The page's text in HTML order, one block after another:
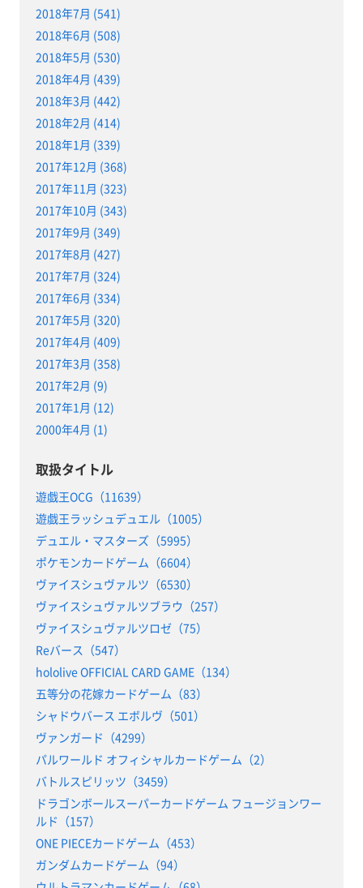
2018年7月 (541)
2018年6月 (508)
2018年5月 (530)
2018年4月 (439)
2018年3月 (442)
2018年2月 (414)
2018年1月 (339)
2017年12月 (368)
2017年11月 (323)
2017年10月 (343)
2017年9月 (349)
2017年8月 (427)
2017年7月 (324)
2017年6月 (334)
2017年5月 (320)
2017年4月 (409)
2017年3月 (358)
2017年2月 (9)
2017年1月 (12)
2000年4月 (1)
取扱タイトル
遊戯王OCG（11639）
遊戯王ラッシュデュエル（1005）
デュエル・マスターズ（5995）
ポケモンカードゲーム（6604）
ヴァイスシュヴァルツ（6530）
ヴァイスシュヴァルツブラウ（257）
ヴァイスシュヴァルツロゼ（75）
Reバース（547）
hololive OFFICIAL CARD GAME（134）
五等分の花嫁カードゲーム（83）
シャドウバース エボルヴ（501）
ヴァンガード（4299）
パルワールド オフィシャルカードゲーム（2）
バトルスピリッツ（3459）
ドラゴンボールスーパーカードゲーム フュージョンワー
ルド（157）
ONE PIECEカードゲーム（453）
ガンダムカードゲーム（94）